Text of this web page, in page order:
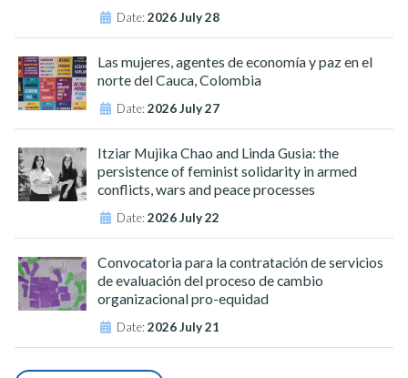
Date:2026 July 28
Las mujeres, agentes de economía y paz en el
norte del Cauca, Colombia
Date:2026 July 27
Itziar Mujika Chao and Linda Gusia: the
persistence of feminist solidarity in armed
conflicts, wars and peace processes
Date:2026 July 22
Convocatoria para la contratación de servicios
de evaluación del proceso de cambio
organizacional pro-equidad
Date:2026 July 21